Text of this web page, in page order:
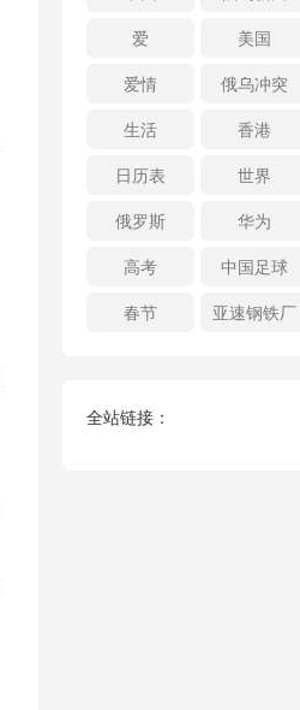
爱
美国
爱情
俄乌冲突
生活
香港
日历表
世界
俄罗斯
华为
高考
中国足球
春节
亚速钢铁厂
全站链接：